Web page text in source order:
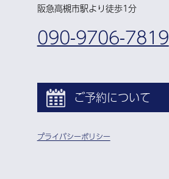
阪急高槻市駅より徒歩1分
090-9706-7819
ご予約について
プライバシーポリシー